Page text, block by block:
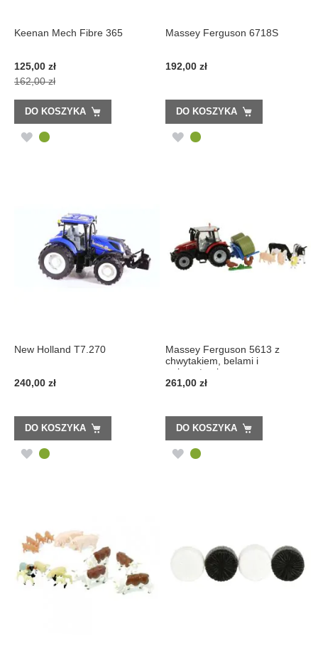
Keenan Mech Fibre 365
Cena
125,00 zł
162,00 zł
DO KOSZYKA
DODAJ
ŻYCZEŃ
Massey Ferguson 6718S
192,00 zł
DO KOSZYKA
DODAJ
New Holland T7.270
240,00 zł
DO KOSZYKA
DODAJ
Massey Ferguson 5613 z
chwytakiem, belami i
zwierzętami
261,00 zł
DO KOSZYKA
DODAJ